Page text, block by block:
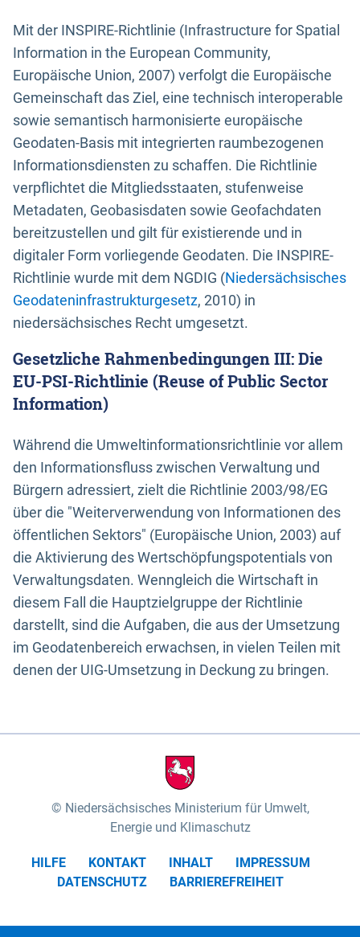
Mit der INSPIRE-Richtlinie (Infrastructure for Spatial
Information in the European Community,
Europäische Union, 2007) verfolgt die Europäische
Gemeinschaft das Ziel, eine technisch interoperable
sowie semantisch harmonisierte europäische
Geodaten-Basis mit integrierten raumbezogenen
Informationsdiensten zu schaffen. Die Richtlinie
verpflichtet die Mitgliedsstaaten, stufenweise
Metadaten, Geobasisdaten sowie Geofachdaten
bereitzustellen und gilt für existierende und in
digitaler Form vorliegende Geodaten. Die INSPIRE-
Richtlinie wurde mit dem NGDIG (Niedersächsisches
Geodateninfrastrukturgesetz, 2010) in
niedersächsisches Recht umgesetzt.
Gesetzliche Rahmenbedingungen III: Die
EU-PSI-Richtlinie (Reuse of Public Sector
Information)
Während die Umweltinformationsrichtlinie vor allem
den Informationsfluss zwischen Verwaltung und
Bürgern adressiert, zielt die Richtlinie 2003/98/EG
über die "Weiterverwendung von Informationen des
öffentlichen Sektors" (Europäische Union, 2003) auf
die Aktivierung des Wertschöpfungspotentials von
Verwaltungsdaten. Wenngleich die Wirtschaft in
diesem Fall die Hauptzielgruppe der Richtlinie
darstellt, sind die Aufgaben, die aus der Umsetzung
im Geodatenbereich erwachsen, in vielen Teilen mit
denen der UIG-Umsetzung in Deckung zu bringen.
Niedersächsisches Ministerium für Umwelt,
Energie und Klimaschutz
HILFE KONTAKT INHALT
IMPRESSUM
DATENSCHUTZ
BARRIEREFREIHEIT